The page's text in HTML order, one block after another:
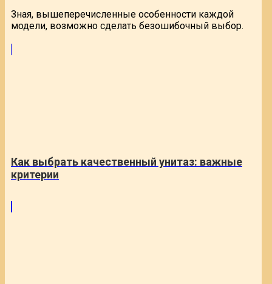
Зная, вышеперечисленные особенности каждой
модели, возможно сделать безошибочный выбор.
Как выбрать качественный унитаз: важные
критерии